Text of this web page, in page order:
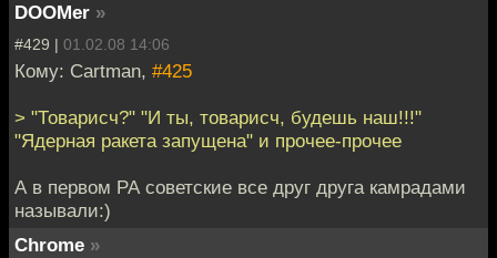
Вы надеваете
наушники, ложитесь
спать и всю ночь
ласковый женский
голос шепчет вам на
ухо "Нахуй тебе
нужен свой
сайт...нахуй тебе
нужен свой сайт".
Говорят помогает :)
DOOMer »
#429 | 01.02.08 14:06
Кому: Cartman, #425
> "Товарисч?" "И ты, товарисч, будешь наш!!!"
"Ядерная ракета запущена" и прочее-прочее
А в первом РА советские все друг друга камрадами
называли:)
Chrome »